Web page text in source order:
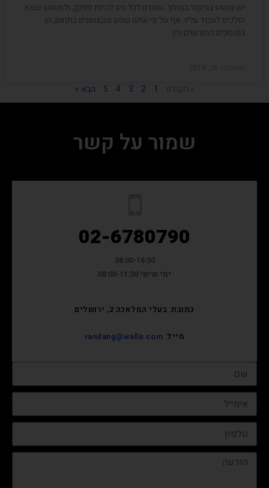
יש משהו בביקור במוסך, שגורם לכל נהג להיות ספקן, ולחשוש שמא
הולכים לעבוד עליו. אף על פי שיש שפע מקצוענים בתחום, הן
במוסכים המורשים והן
1
2
3
4
5 הבא »
שמור על קשר
02-6780790
08:00-16:30
ימי שישי 08:00-11:30
כתובת: בעלי המלאכה 2, ירושלים
מייל: randang@walla.com